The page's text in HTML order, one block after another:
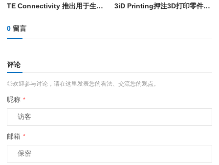
TE Connectivity 推出用于生产导管轴的自动化3D打印工艺 3iD Printing押注3D打印零件自动化后处理工序，以扩大生产规模
0 留言
评论
◎欢迎参与讨论，请在这里发表您的看法、交流您的观点。
昵称 *
邮箱 *